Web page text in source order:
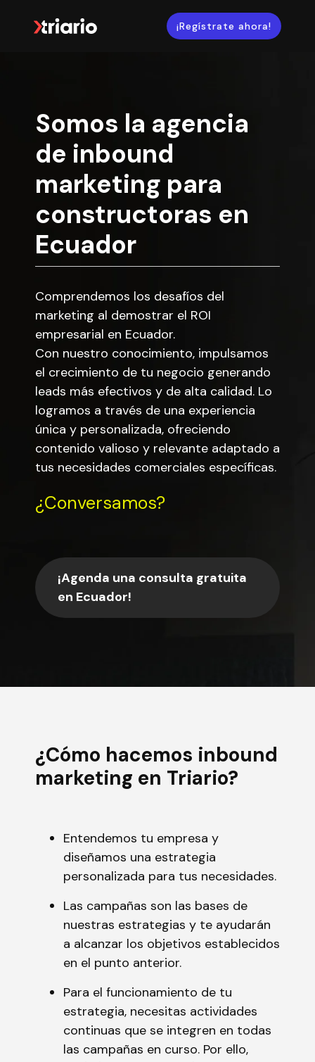
¡Regístrate ahora!
Somos la agencia
de inbound
marketing para
constructoras en
Ecuador
Comprendemos los desafíos del
marketing al demostrar el ROI
empresarial en Ecuador.
Con nuestro conocimiento, impulsamos
el crecimiento de tu negocio generando
leads más efectivos y de alta calidad. Lo
logramos a través de una experiencia
única y personalizada, ofreciendo
contenido valioso y relevante adaptado a
tus necesidades comerciales específicas.
¿Conversamos?
¡Agenda una consulta gratuita
en Ecuador!
¿Cómo hacemos inbound
marketing en Triario?
Entendemos tu empresa y
diseñamos una estrategia
personalizada para tus necesidades.
Las campañas son las bases de
nuestras estrategias y te ayudarán
a alcanzar los objetivos establecidos
en el punto anterior.
Para el funcionamiento de tu
estrategia, necesitas actividades
continuas que se integren en todas
las campañas en curso. Por ello,